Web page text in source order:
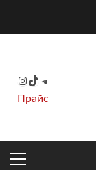
Instagram
TikTok
Telegram
Прайс
ОСНОВНОЕ